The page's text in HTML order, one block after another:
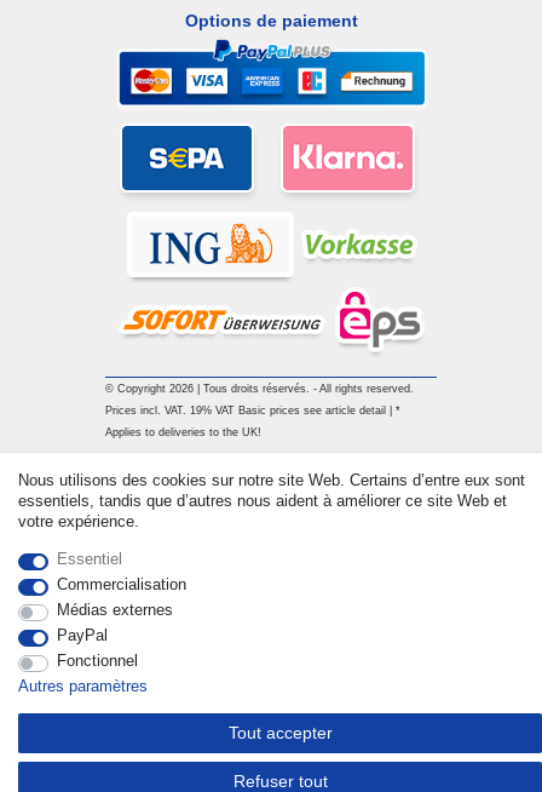
Options de paiement
© Copyright 2026 | Tous droits réservés. - All rights reserved.
Prices incl. VAT. 19% VAT Basic prices see article detail | *
Applies to deliveries to the UK!
Nous utilisons des cookies sur notre site Web. Certains d’entre eux sont
essentiels, tandis que d’autres nous aident à améliorer ce site Web et
votre expérience.
Essentiel
Commercialisation
Médias externes
PayPal
Fonctionnel
Autres paramètres
Tout accepter
Refuser tout
Rétracter le contrat ici Contact